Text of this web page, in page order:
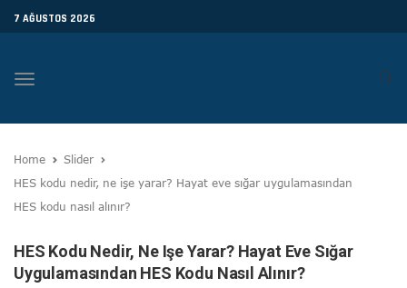
7 AĞUSTOS 2026
Toggle
Home
Slider
HES kodu nedir, ne işe yarar? Hayat eve sığar uygulamasından
HES kodu nasıl alınır?
HES Kodu Nedir, Ne Işe Yarar? Hayat Eve Sığar
Uygulamasından HES Kodu Nasıl Alınır?